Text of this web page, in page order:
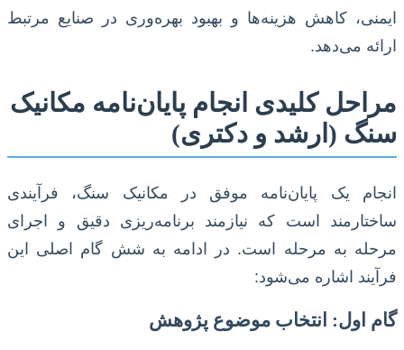
ایمنی، کاهش هزینه‌ها و بهبود بهره‌وری در صنایع مرتبط
ارائه می‌دهد.
مراحل کلیدی انجام پایان‌نامه مکانیک
سنگ (ارشد و دکتری)
انجام یک پایان‌نامه موفق در مکانیک سنگ، فرآیندی
ساختارمند است که نیازمند برنامه‌ریزی دقیق و اجرای
مرحله به مرحله است. در ادامه به شش گام اصلی این
فرآیند اشاره می‌شود:
گام اول: انتخاب موضوع پژوهش